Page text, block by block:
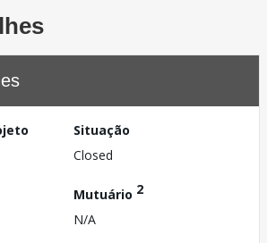
Situação
Closed
Mutuário 2
N/A